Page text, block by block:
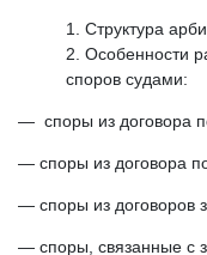
Структура
Особенности
споров судами:
— споры из договора
— споры из договора
— споры из договоров
— споры, связанные с